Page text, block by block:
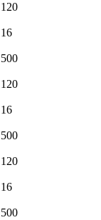
120
16
500
120
16
500
120
16
500